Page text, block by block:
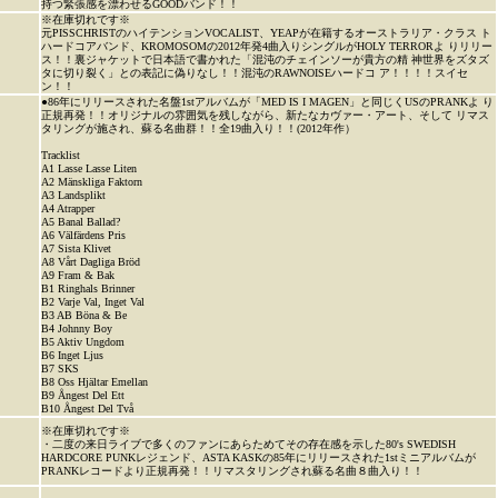
持つ緊張感を漂わせるGOODバンド！！
※在庫切れです※
元PISSCHRISTのハイテンションVOCALIST、YEAPが在籍するオーストラリア・クラス ト
ハードコアバンド、KROMOSOMの2012年発4曲入りシングルがHOLY TERRORよ りリリー
ス！！裏ジャケットで日本語で書かれた「混沌のチェインソーが貴方の精 神世界をズタズ
タに切り裂く」との表記に偽りなし！！混沌のRAWNOISEハードコ ア！！！！スイセ
ン！！
●86年にリリースされた名盤1stアルバムが「MED IS I MAGEN」と同じくUSのPRANKよ り
正規再発！！オリジナルの雰囲気を残しながら、新たなカヴァー・アート、そして リマス
タリングが施され、蘇る名曲群！！全19曲入り！！(2012年作）
Tracklist
A1 Lasse Lasse Liten
A2 Mänskliga Faktorn
A3 Landsplikt
A4 Atrapper
A5 Banal Ballad?
A6 Välfärdens Pris
A7 Sista Klivet
A8 Vårt Dagliga Bröd
A9 Fram & Bak
B1 Ringhals Brinner
B2 Varje Val, Inget Val
B3 AB Böna & Be
B4 Johnny Boy
B5 Aktiv Ungdom
B6 Inget Ljus
B7 SKS
B8 Oss Hjältar Emellan
B9 Ångest Del Ett
B10 Ångest Del Två
※在庫切れです※
・二度の来日ライブで多くのファンにあらためてその存在感を示した80's SWEDISH
HARDCORE PUNKレジェンド、ASTA KASKの85年にリリースされた1stミニアルバムが
PRANKレコードより正規再発！！リマスタリングされ蘇る名曲８曲入り！！